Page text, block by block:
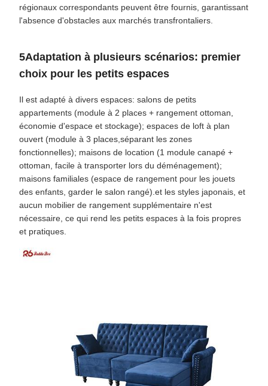
régionaux correspondants peuvent être fournis, garantissant
l'absence d'obstacles aux marchés transfrontaliers.
5Adaptation à plusieurs scénarios: premier
choix pour les petits espaces
Il est adapté à divers espaces: salons de petits
appartements (module à 2 places + rangement ottoman,
économie d'espace et stockage); espaces de loft à plan
ouvert (module à 3 places,séparant les zones
fonctionnelles); maisons de location (1 module canapé +
ottoman, facile à transporter lors du déménagement);
maisons familiales (espace de rangement pour les jouets
des enfants, garder le salon rangé).et les styles japonais, et
aucun mobilier de rangement supplémentaire n'est
nécessaire, ce qui rend les petits espaces à la fois propres
et pratiques.